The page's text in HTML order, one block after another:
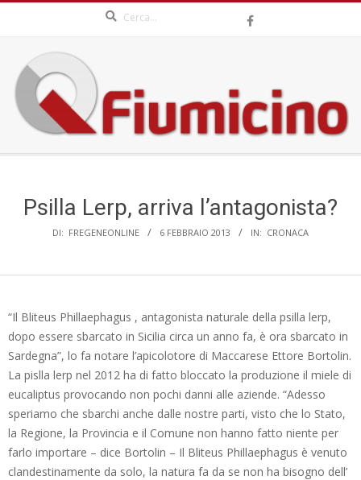
content
QFIUMICINO.COM
MenuPsilla Lerp, arriva l’antagonista?
DI: FREGENEONLINE 6 FEBBRAIO 2013 IN: CRONACA
“Il Bliteus Phillaephagus , antagonista naturale della psilla lerp,
dopo essere sbarcato in Sicilia circa un anno fa, è ora sbarcato in
Sardegna”, lo fa notare l’apicolotore di Maccarese Ettore Bortolin.
La pislla lerp nel 2012 ha di fatto bloccato la produzione il miele di
eucaliptus provocando non pochi danni alle aziende. “Adesso
speriamo che sbarchi anche dalle nostre parti, visto che lo Stato,
la Regione, la Provincia e il Comune non hanno fatto niente per
farlo importare – dice Bortolin – Il Bliteus Phillaephagus è venuto
clandestinamente da solo, la natura fa da se non ha bisogno dell’